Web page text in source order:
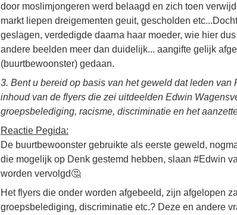
door moslimjongeren werd belaagd en zich toen
markt liepen dreigementen geuit, gescholden
geslagen, verdedigde daarna haar moeder, wie hier
andere beelden meer dan duidelijk... aangifte gelijk
(buurtbewoonster) gedaan.
3. Bent u bereid op basis van het geweld dat leden
inhoud van de flyers die zei uitdeelden Edwin
groepsbelediging, racisme, discriminatie en het
Reactie Pegida:
De buurtbewoonster gebruikte als eerste geweld,
die mogelijk op Denk gestemd hebben, slaan #Edwin
worden vervolgd🤔
Het flyers die onder worden afgebeeld, zijn afgelopen
groepsbelediging, discriminatie etc.? Deze en andere